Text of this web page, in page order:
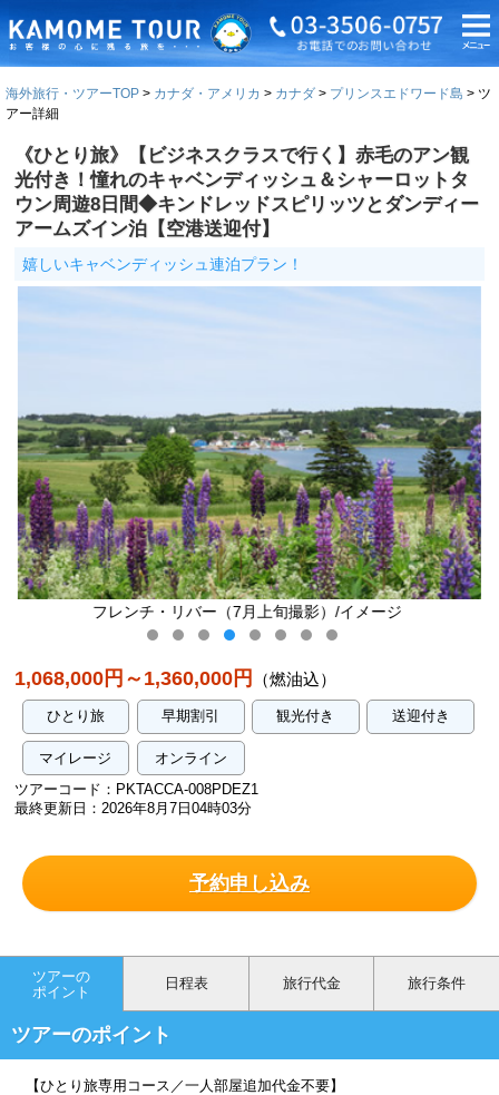
海外旅行・ツアーTOP カナダ・アメリカ カナダ プリンスエドワード島
ツ
アー詳細
《ひとり旅》【ビジネスクラスで行く】赤毛のアン観
光付き！憧れのキャベンディッシュ＆シャーロットタ
ウン周遊8日間◆キンドレッドスピリッツとダンディー
アームズイン泊【空港送迎付】
嬉しいキャベンディッシュ連泊プラン！
グリーン・ゲイブルス・ハウス/
1,068,000円～1,360,000円 （燃油込）
ひとり旅 早期割引 観光付き 送迎付き
マイレージ
オンライン
ツアーコード：PKTACCA-008PDEZ1
最終更新日：2026年8月7日04時03分
予約申し込み
ツアーの
ポイント
日程表 旅行代金 旅行条件
ツアーのポイント
【ひとり旅専用コース／一人部屋追加代金不要】